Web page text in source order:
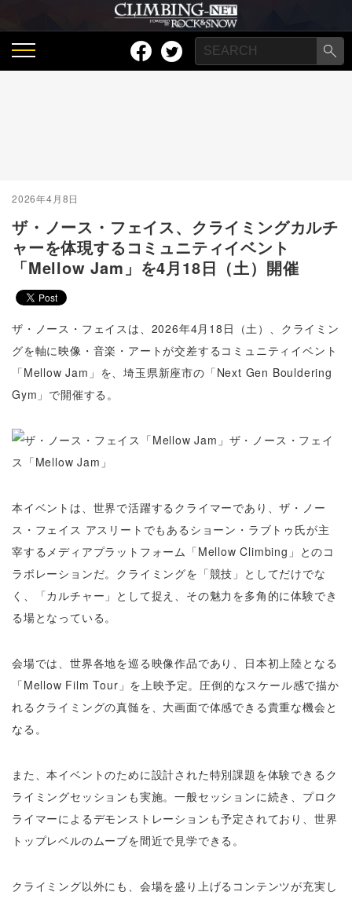
2026年4月8日
ザ・ノース・フェイス、クライミングカルチ
ャーを体現するコミュニティイベント
「Mellow Jam」を4月18日（土）開催
ザ・ノース・フェイスは、2026年4月18日（土）、クライミン
グを軸に映像・音楽・アートが交差するコミュニティイベント
「Mellow Jam」を、埼玉県新座市の「Next Gen Bouldering
Gym」で開催する。
ザ・ノース・フェイ
ス「Mellow Jam」
本イベントは、世界で活躍するクライマーであり、ザ・ノー
ス・フェイス アスリートでもあるショーン・ラブトゥ氏が主
宰するメディアプラットフォーム「Mellow Climbing」とのコ
ラボレーションだ。クライミングを「競技」としてだけでな
く、「カルチャー」として捉え、その魅力を多角的に体験でき
る場となっている。
会場では、世界各地を巡る映像作品であり、日本初上陸となる
「Mellow Film Tour」を上映予定。圧倒的なスケール感で描か
れるクライミングの真髄を、大画面で体感できる貴重な機会と
なる。
また、本イベントのために設計された特別課題を体験できるク
ライミングセッションも実施。一般セッションに続き、プロク
ライマーによるデモンストレーションも予定されており、世界
トップレベルのムーブを間近で見学できる。
クライミング以外にも、会場を盛り上げるコンテンツが充実し